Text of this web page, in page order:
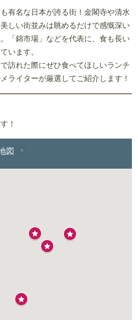
有名な日本が誇る街！金閣寺や清水
しい街並みは眺めるだけで感慨深い
「錦市場」などを代表に、食も長い
います。
訪れた際にぜひ食べてほしいランチ
ライターが厳選してご紹介します！
！